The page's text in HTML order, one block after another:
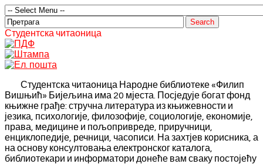
Студентска читаоница
Студентска читаоница Народне библиотеке «Филип
Вишњић» Бијељина има 20 мјеста. Посједује богат фонд
књижне грађе: стручна литература из књижевности и
језика, психологије, филозофије, социологије, економије,
права, медицине и пољопривреде, приручници,
енциклопедије, речници, часописи. На захтјев корисника, а
на основу консултовања електронског каталога,
библиотекари и информатори донеће вам сваку постојећу